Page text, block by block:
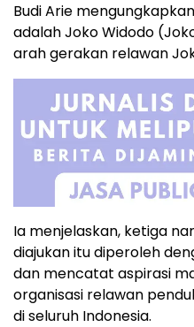
Budi Arie
adalah Joko Widodo
arah gerakan relawan
Ia menjelaskan, ketiga
diajukan itu diperoleh
dan mencatat aspirasi
organisasi relawan
di seluruh Indonesia.